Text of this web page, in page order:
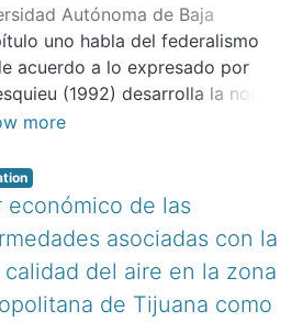
Autónoma de Baja
Facultad de Economía y
Internacionales,2019 )López
Cesáreo Fabricio;Vera
Martín Cutberto
uno habla del federalismo
acuerdo a lo expresado por
(1992) desarrolla la noción
federativa”, como modelo
existente en el caso de
según el cual dicha rep
more
económico de las
asociadas con la
calidad del aire en la zona
de Tijuana como